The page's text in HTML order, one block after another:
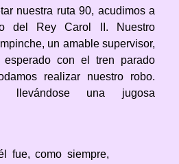
nuestra ruta 90, acudimos a
del Rey Carol II. Nuestro
un amable supervisor,
con el tren parado
realizar nuestro robo.
llevándose una jugosa
fue, como siempre,